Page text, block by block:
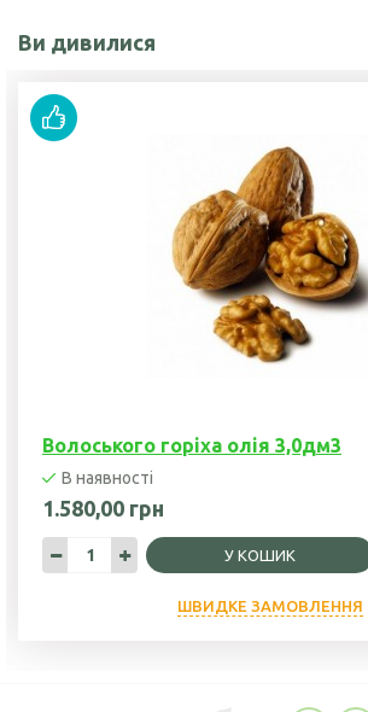
Ви дивилися
Волоського горіха олія 3,0дм3
В наявності
1.580,00 грн
У КОШИК
ШВИДКЕ ЗАМОВЛЕННЯ